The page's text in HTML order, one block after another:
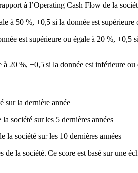
à l’Operating Cash Flow de la
à 50 %, +0,5 si la donnée est
est supérieure ou égale à 20 %, +0,5
%, +0,5 si la donnée est inférieure ou
sur la dernière année
société sur les 5 dernières années
société sur les 10 dernières années
la société. Ce score est basé sur une